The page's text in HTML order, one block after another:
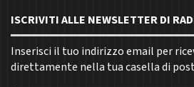
ISCRIVITI ALLE NEWSLETTER DI
Inserisci il tuo indirizzo email per
direttamente nella tua casella di